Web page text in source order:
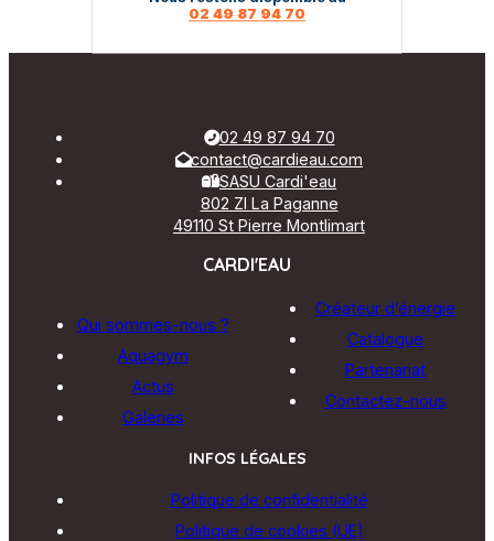
02 49 87 94 70
02 49 87 94 70
contact@cardieau.com
SASU Cardi'eau
802 ZI La Paganne
49110 St Pierre Montlimart
CARDI'EAU
Qui sommes-nous ?
Aquagym
Actus
Galeries
Créateur d’énergie
Catalogue
Partenariat
Contactez-nous
INFOS LÉGALES
Politique de confidentialité
Politique de cookies (UE)